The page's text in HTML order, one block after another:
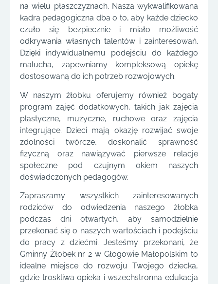
na wielu płaszczyznach. Nasza wykwalifikowana
kadra pedagogiczna dba o to, aby każde dziecko
czuło się bezpiecznie i miało możliwość
odkrywania własnych talentów i zainteresowań.
Dzięki indywidualnemu podejściu do każdego
malucha, zapewniamy kompleksową opiekę
dostosowaną do ich potrzeb rozwojowych.
W naszym żłobku oferujemy również bogaty
program zajęć dodatkowych, takich jak zajęcia
plastyczne, muzyczne, ruchowe oraz zajęcia
integrujące. Dzieci mają okazję rozwijać swoje
zdolności twórcze, doskonalić sprawność
fizyczną oraz nawiązywać pierwsze relacje
społeczne pod czujnym okiem naszych
doświadczonych pedagogów.
Zapraszamy wszystkich zainteresowanych
rodziców do odwiedzenia naszego żłobka
podczas dni otwartych, aby samodzielnie
przekonać się o naszych wartościach i podejściu
do pracy z dziećmi. Jesteśmy przekonani, że
Gminny Żłobek nr 2 w Głogowie Małopolskim to
idealne miejsce do rozwoju Twojego dziecka,
gdzie troskliwa opieka i wszechstronna edukacja